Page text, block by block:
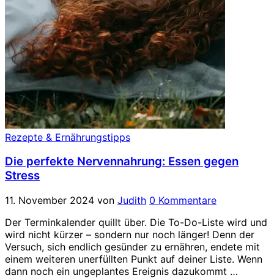
Rezepte & Ernährungstipps
Die perfekte Nervennahrung: Essen gegen
Stress
11. November 2024 von Judith 0 Kommentare
Der Terminkalender quillt über. Die To-Do-Liste wird und
wird nicht kürzer – sondern nur noch länger! Denn der
Versuch, sich endlich gesünder zu ernähren, endete mit
einem weiteren unerfüllten Punkt auf deiner Liste. Wenn
dann noch ein ungeplantes Ereignis dazukommt …